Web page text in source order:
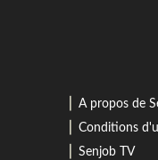
A propos de
Conditions
Senjob TV